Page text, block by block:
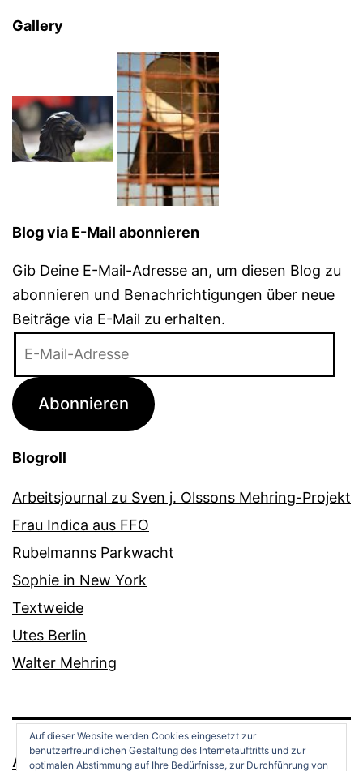
Gallery
Blog via E-Mail abonnieren
Gib Deine E-Mail-Adresse an, um diesen Blog zu
abonnieren und Benachrichtigungen über neue
Beiträge via E-Mail zu erhalten.
Adresse
Abonnieren
Blogroll
Arbeitsjournal zu Sven j. Olssons Mehring-Projekt
Frau Indica aus FFO
Rubelmanns Parkwacht
Sophie in New York
Textweide
Utes Berlin
Walter Mehring
ANDREAS OPPERMANN
Auf dieser Website werden Cookies eingesetzt zur
benutzerfreundlichen Gestaltung des Internetauftritts und zur
optimalen Abstimmung auf Ihre Bedürfnisse, zur Durchführung von